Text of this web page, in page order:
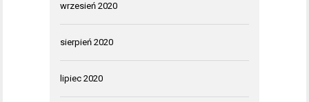
wrzesień 2020
sierpień 2020
lipiec 2020